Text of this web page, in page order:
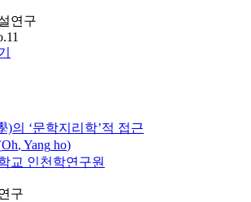
연구
)의 ‘문학지리학’적 접근
Oh, Yang ho)
교 인천학연구원
구